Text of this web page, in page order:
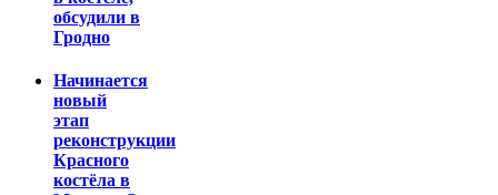
обсудили в
Гродно
Начинается
новый
этап
реконструкции
Красного
костёла в